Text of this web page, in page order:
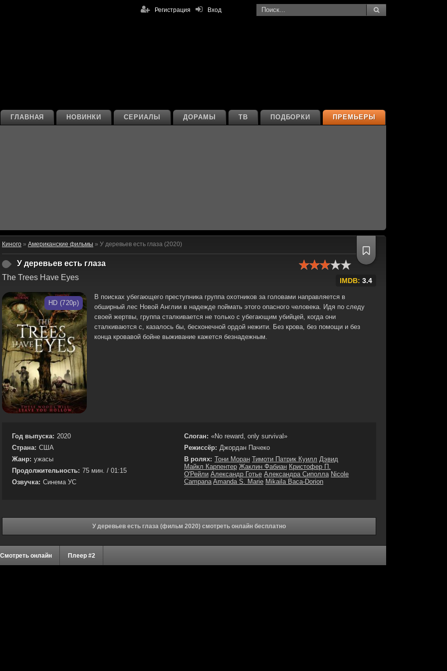
Вход
Регистрация
ПРЕМЬЕРЫ
ПОДБОРКИ
ТВ
ДОРАМЫ
СЕРИАЛЫ
НОВИНКИ
ГЛАВНАЯ
Киного » Американские фильмы » У деревьев есть глаза (2020)
У деревьев есть глаза
The Trees Have Eyes
IMDB: 3.4
HD (720p)
В поисках убегающего преступника группа охотников за головами направляется в
обширный лес Новой Англии в надежде поймать этого опасного человека. Идя по следу
своей жертвы, группа сталкивается не только с убегающим убийцей, когда они
сталкиваются с, казалось бы, бесконечной ордой нежити. Без крова, без помощи и без
конца кровавой бойне выживание кажется безнадежным.
Год выпуска: 2020
Страна: США
Жанр: ужасы
Продолжительность: 75 мин. / 01:15
Озвучка: Синема УС
Слоган: «No reward, only survival»
Режиссёр: Джордан Пачеко
В ролях: Тони Моран Тимоти Патрик Куилл Дэвид
Майкл Карпентер Жаклин Фабиан Кристофер П.
О'Рейли Александр Готье Александра Сиполла Nicole
Campana Amanda S. Marie Mikaila Baca-Dorion
У деревьев есть глаза (фильм 2020) смотреть онлайн бесплатно
Смотреть онлайн Плеер #2